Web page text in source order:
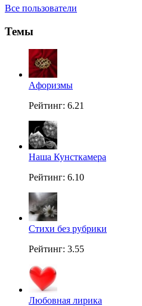
Все пользователи
Темы
Aфоризмы
Рейтинг: 6.21
Наша Кунсткамера
Рейтинг: 6.10
Стихи без рубрики
Рейтинг: 3.55
Любовная лирика